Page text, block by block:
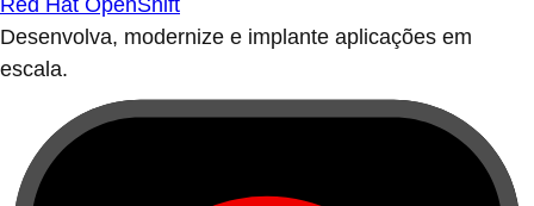
Red Hat OpenShift
Desenvolva, modernize e implante aplicações em
escala.